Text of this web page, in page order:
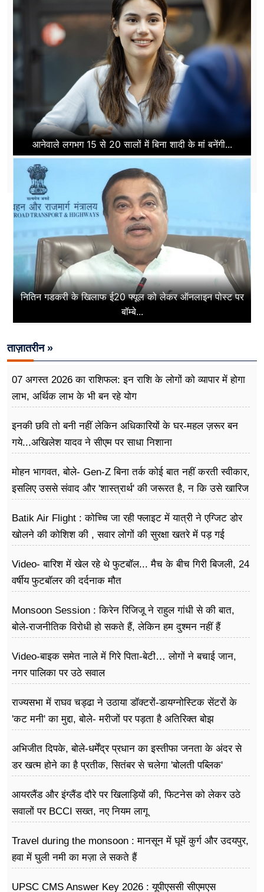
आनेवाले लगभग 15 से 20 सालों में बिना शादी के मां बनेंगी...
नितिन गडकरी के खिलाफ ई20 फ्यूल को लेकर ऑनलाइन पोस्ट पर
बॉम्बे...
ताज़ातरीन »
07 अगस्त 2026 का राशिफल: इन राशि के लोगों को व्यापार में होगा
लाभ, अर्थिक लाभ के भी बन रहे योग
इनकी छवि तो बनी नहीं लेकिन अधिकारियों के घर-महल ज़रूर बन
गये...अखिलेश यादव ने सीएम पर साधा​ निशाना
मोहन भागवत, बोले- Gen-Z बिना तर्क कोई बात नहीं करती स्वीकार,
इसलिए उससे संवाद और 'शास्त्रार्थ' की जरूरत है, न कि उसे खारिज
Batik Air Flight : कोच्चि जा रही फ्लाइट में यात्री ने एग्जिट डोर
खोलने की कोशिश की , सवार लोगों की सुरक्षा खतरे में पड़ गई
Video- बारिश में खेल रहे थे फुटबॉल... मैच के बीच गिरी बिजली, 24
वर्षीय फुटबॉलर की दर्दनाक मौत
Monsoon Session : किरेन रिजिजू ने राहुल गांधी से की बात,
बोले-राजनीतिक विरोधी हो सकते हैं, लेकिन हम दुश्मन नहीं हैं
Video-बाइक समेत नाले में गिरे पिता-बेटी… लोगों ने बचाई जान,
नगर पालिका पर उठे सवाल
राज्यसभा में राघव चड्ढा ने उठाया डॉक्टरों-डायग्नोस्टिक सेंटरों के
'कट मनी' का मुद्दा, बोले- मरीजों पर पड़ता है अ​तिरिक्त बोझ
अभिजीत दिपके, बोले-धर्मेंद्र प्रधान का इस्तीफा जनता के अंदर से
डर खत्म होने का है प्रतीक, सितंबर से चलेगा 'बोलती पब्लिक'
आयरलैंड और इंग्लैंड दौरे पर खिलाड़ियों की, फिटनेस को लेकर उठे
सवालों पर BCCI सख्त, नए नियम लागू
Travel during the monsoon : मानसून में घूमें कुर्ग और उदयपुर,
हवा में घुली नमी का मज़ा ले सकते हैं
UPSC CMS Answer Key 2026 : यूपीएससी सीएमएस